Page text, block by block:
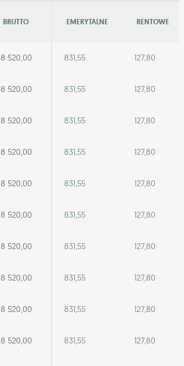
BRUTTO EMERYTALNE RENTOWE
8 520,00 831,55 127,80
8 520,00 831,55 127,80
8 520,00 831,55 127,80
8 520,00 831,55 127,80
8 520,00 831,55 127,80
8 520,00 831,55 127,80
8 520,00 831,55 127,80
8 520,00 831,55 127,80
8 520,00 831,55 127,80
8 520,00 831,55 127,80